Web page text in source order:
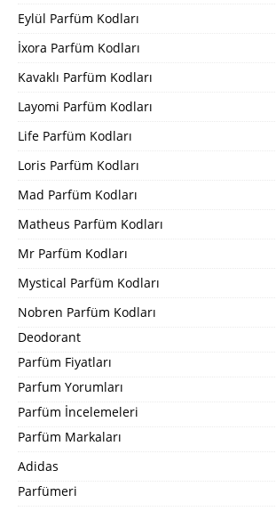
Eylül Parfüm Kodları
İxora Parfüm Kodları
Kavaklı Parfüm Kodları
Layomi Parfüm Kodları
Life Parfüm Kodları
Loris Parfüm Kodları
Mad Parfüm Kodları
Matheus Parfüm Kodları
Mr Parfüm Kodları
Mystical Parfüm Kodları
Nobren Parfüm Kodları
Deodorant
Parfüm Fiyatları
Parfum Yorumları
Parfüm İncelemeleri
Parfüm Markaları
Adidas
Parfümeri